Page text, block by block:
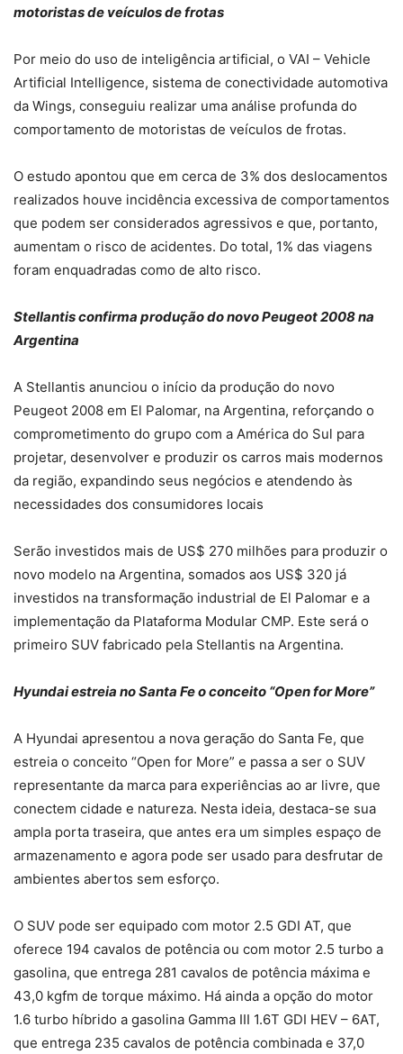
motoristas de veículos de frotas
Por meio do uso de inteligência artificial, o VAI – Vehicle
Artificial Intelligence, sistema de conectividade automotiva
da Wings, conseguiu realizar uma análise profunda do
comportamento de motoristas de veículos de frotas.
O estudo apontou que em cerca de 3% dos deslocamentos
realizados houve incidência excessiva de comportamentos
que podem ser considerados agressivos e que, portanto,
aumentam o risco de acidentes. Do total, 1% das viagens
foram enquadradas como de alto risco.
Stellantis confirma produção do novo Peugeot 2008 na
Argentina
A Stellantis anunciou o início da produção do novo
Peugeot 2008 em El Palomar, na Argentina, reforçando o
comprometimento do grupo com a América do Sul para
projetar, desenvolver e produzir os carros mais modernos
da região, expandindo seus negócios e atendendo às
necessidades dos consumidores locais
Serão investidos mais de US$ 270 milhões para produzir o
novo modelo na Argentina, somados aos US$ 320 já
investidos na transformação industrial de El Palomar e a
implementação da Plataforma Modular CMP. Este será o
primeiro SUV fabricado pela Stellantis na Argentina.
Hyundai estreia no Santa Fe o conceito “Open for More”
A Hyundai apresentou a nova geração do Santa Fe, que
estreia o conceito “Open for More” e passa a ser o SUV
representante da marca para experiências ao ar livre, que
conectem cidade e natureza. Nesta ideia, destaca-se sua
ampla porta traseira, que antes era um simples espaço de
armazenamento e agora pode ser usado para desfrutar de
ambientes abertos sem esforço.
O SUV pode ser equipado com motor 2.5 GDI AT, que
oferece 194 cavalos de potência ou com motor 2.5 turbo a
gasolina, que entrega 281 cavalos de potência máxima e
43,0 kgfm de torque máximo. Há ainda a opção do motor
1.6 turbo híbrido a gasolina Gamma III 1.6T GDI HEV – 6AT,
que entrega 235 cavalos de potência combinada e 37,0